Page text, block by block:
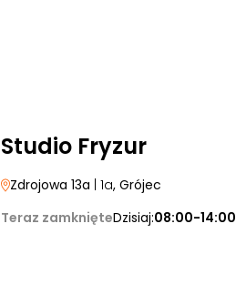
Studio Fryzur
Zdrojowa 13a | 1a, Grójec
Teraz zamknięteDzisiaj:08:00-14:00